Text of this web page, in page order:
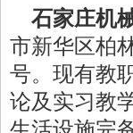
石家庄机
市新华区柏
号。现有教
论及实习教